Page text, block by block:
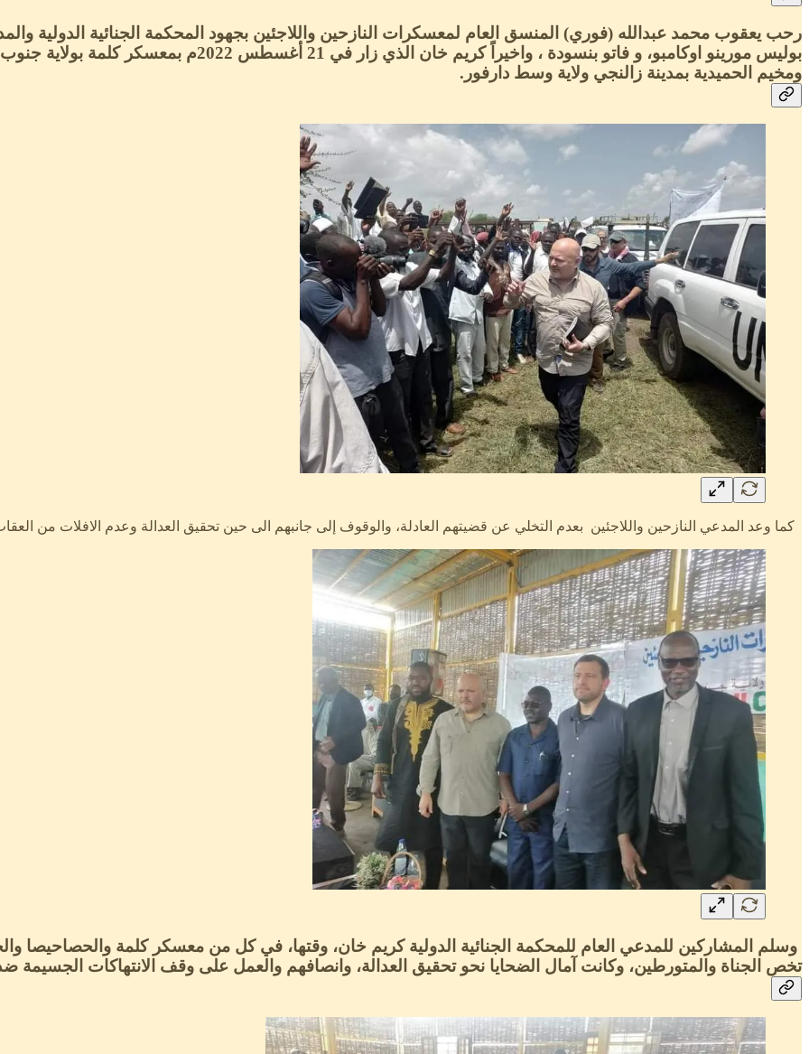
رحب يعقوب محمد عبدالله (فوري) المنسق العام لمعسكرات النازحين واللاجئين بجهود المحكمة الجنائية الدولية
ومخيم الحميدية بمدينة زالنجي ولاية وسط دارفور.
كما وعد المدعي النازحين واللاجئين بعدم التخلي عن قضيتهم العادلة، والوقوف إلى جانبهم الى حين تحقيق العدالة وعدم الافلات من
وسلم المشاركين للمدعي العام للمحكمة الجنائية الدولية كريم خان، وقتها، في كل من معسكر كلمة والحصاحيصا
تخص الجناة والمتورطين، وكانت آمال الضحايا نحو تحقيق العدالة، وانصافهم والعمل على وقف الانتهاكات